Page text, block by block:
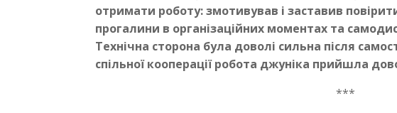
отримати роботу: змотивував і заставив
прогалини в організаційних моментах та
Технічна сторона була доволі сильна після
спільної кооперації робота джуніка прийшла
***